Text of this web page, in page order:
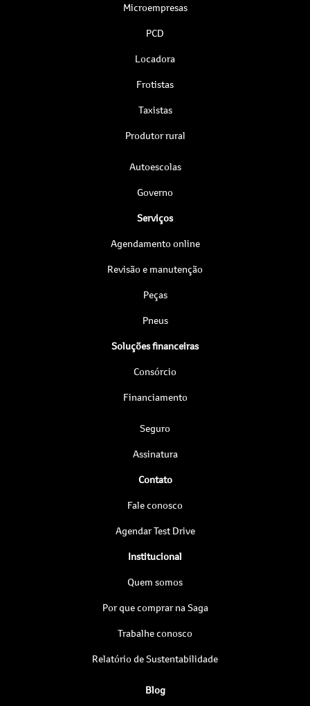
Microempresas
PCD
Locadora
Frotistas
Taxistas
Produtor rural
Autoescolas
Governo
Serviços
Agendamento online
Revisão e manutenção
Peças
Pneus
Soluções financeiras
Consórcio
Financiamento
Seguro
Assinatura
Contato
Fale conosco
Agendar Test Drive
Institucional
Quem somos
Por que comprar na Saga
Trabalhe conosco
Relatório de Sustentabilidade
Blog